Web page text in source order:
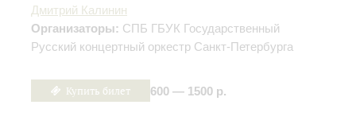
Дмитрий Калинин
Организаторы: СПБ ГБУК Государственный
Русский концертный оркестр Санкт-Петербурга
Купить билет 600 — 1500 р.